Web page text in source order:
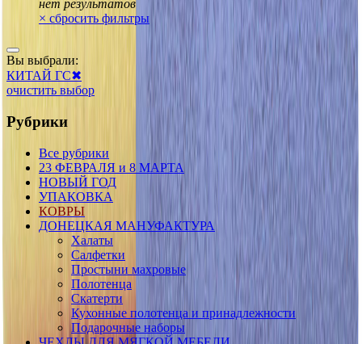
нет результатов
× сбросить фильтры
Вы выбрали:
КИТАЙ ГС✖
очистить выбор
Рубрики
Все рубрики
23 ФЕВРАЛЯ и 8 МАРТА
НОВЫЙ ГОД
УПАКОВКА
КОВРЫ
ДОНЕЦКАЯ МАНУФАКТУРА
Халаты
Салфетки
Простыни махровые
Полотенца
Скатерти
Кухонные полотенца и принадлежности
Подарочные наборы